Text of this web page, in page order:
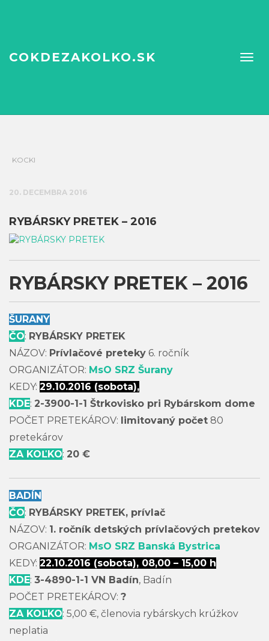
COKDEZAKOLKO.SK
KOCKI
20. DECEMBRA 2016
RYBÁRSKY PRETEK – 2016
RYBÁRSKY PRETEK – 2016
ŠURANY
ČO: RYBÁRSKY PRETEK
NÁZOV: Prívlačové preteky 6. ročník
ORGANIZÁTOR: MsO SRZ Šurany
KEDY: 29.10.2016 (sobota),
KDE: 2-3900-1-1 Štrkovisko pri Rybárskom dome
POČET PRETEKÁROV: limitovaný počet 80
pretekárov
ZA KOĽKO: 20 €
BADÍN
ČO: RYBÁRSKY PRETEK, prívlač
NÁZOV: 1. ročník detských prívlačových pretekov
ORGANIZÁTOR: MsO SRZ Banská Bystrica
KEDY: 22.10.2016 (sobota), 08,00 – 15,00 h
KDE: 3-4890-1-1 VN Badín, Badín
POČET PRETEKÁROV: ?
ZA KOĽKO: 5,00 €, členovia rybárskych krúžkov
neplatia